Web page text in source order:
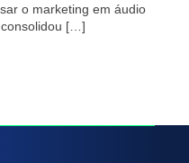
o marketing em áudio
consolidou […]